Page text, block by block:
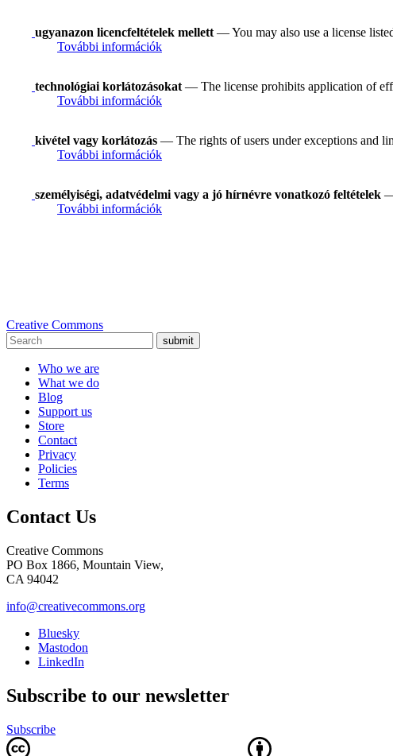
ugyanazon licencfeltételek mellett — You may also use a license
További információk
technológiai korlátozásokat — The license prohibits application of
További információk
kivétel vagy korlátozás — The rights of users under exceptions and
További információk
személyiségi, adatvédelmi vagy a jó hírnévre vonatkozó feltételek —
További információk
Creative Commons
submit
Who we are
What we do
Blog
Support us
Store
Contact
Privacy
Policies
Terms
Contact Us
Creative Commons
PO Box 1866, Mountain View,
CA 94042
info@creativecommons.org
Bluesky
Mastodon
LinkedIn
Subscribe to our newsletter
Subscribe